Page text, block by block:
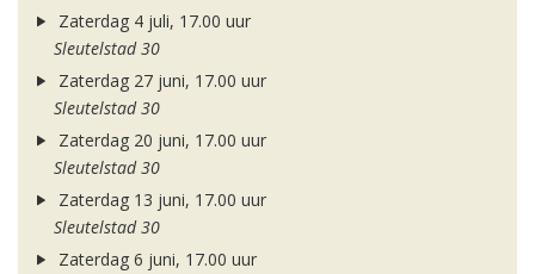
Zaterdag 4 juli, 17.00 uur
Sleutelstad 30
Zaterdag 27 juni, 17.00 uur
Sleutelstad 30
Zaterdag 20 juni, 17.00 uur
Sleutelstad 30
Zaterdag 13 juni, 17.00 uur
Sleutelstad 30
Zaterdag 6 juni, 17.00 uur